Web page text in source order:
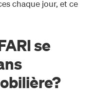
chaque jour, et ce
se